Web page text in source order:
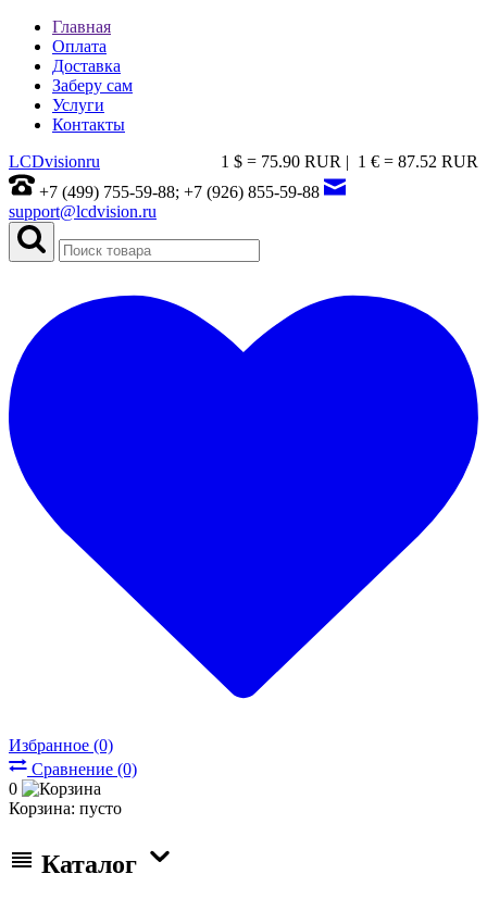
Главная
Оплата
Доставка
Заберу сам
Услуги
Контакты
1 € = 87.52 RUR
1 $ = 75.90 RUR |
LCDvisionru
+7 (499) 755-59-88; +7 (926) 855-59-88
support@lcdvision.ru
Избранное (0)
Сравнение (0)
0
Корзина: пусто
Каталог